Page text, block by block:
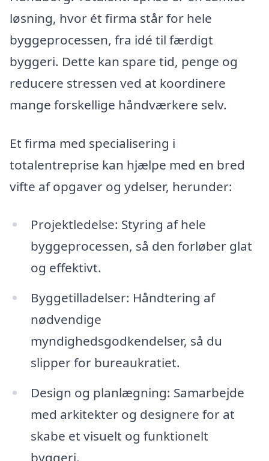
løsning, hvor ét firma står for hele
byggeprocessen, fra idé til færdigt
byggeri. Dette kan spare tid, penge og
reducere stressen ved at koordinere
mange forskellige håndværkere selv.
Et firma med specialisering i
totalentreprise kan hjælpe med en bred
vifte af opgaver og ydelser, herunder:
Projektledelse: Styring af hele
byggeprocessen, så den forløber glat
og effektivt.
Byggetilladelser: Håndtering af
nødvendige
myndighedsgodkendelser, så du
slipper for bureaukratiet.
Design og planlægning: Samarbejde
med arkitekter og designere for at
skabe et visuelt og funktionelt
byggeri.